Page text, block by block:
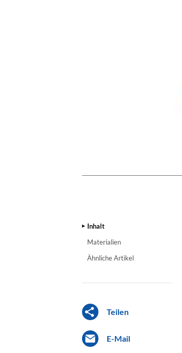
Inhalt
Materialien
Ähnliche Artikel
Teilen
E-Mail